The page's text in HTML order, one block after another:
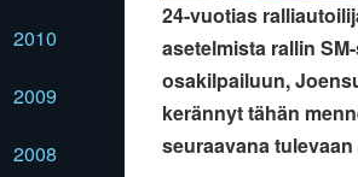
2010
2009
2008
24-vuotias
asetelmista rallin
osakilpailuun,
kerännyt tähän
seuraavana